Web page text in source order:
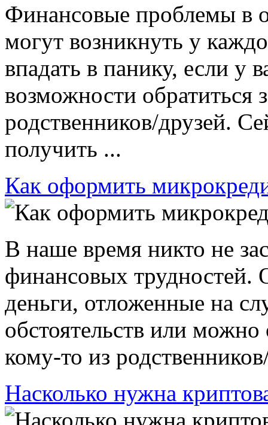
Финансовые проблемы в
могут возникнуть у
впадать в панику, если у
возможности
родственников/друзей.
получить ...
Как оформить
В наше время никто не
финансовых трудностей.
деньги, отложенные на
обстоятельств или
кому-то из
Насколько нужна